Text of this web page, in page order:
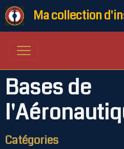
Ma collection
Bases de
Catégories